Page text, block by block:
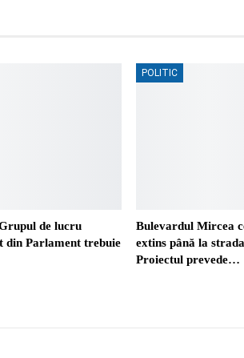
de lucru
din Parlament trebuie
POLITIC
Bulevardul Mircea
extins până la
Proiectul prevede…